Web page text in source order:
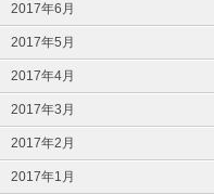
2017年6月
2017年5月
2017年4月
2017年3月
2017年2月
2017年1月